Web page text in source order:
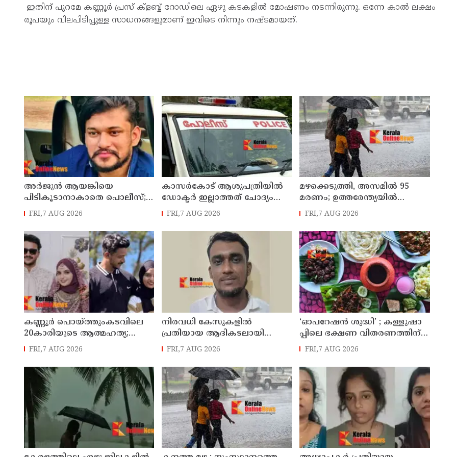
ഇതിന് പുറമേ കണ്ണൂർ പ്രസ് ക്ളബ്ബ് റോഡിലെ ഏഴു കടകളിൽ മോഷണം നടന്നിരുന്നു. ഒന്നേ കാൽ ലക്ഷം
രൂപയും വിലപിടിപ്പുള്ള സാധനങ്ങളുമാണ് ഇവിടെ നിന്നും നഷ്ടമായത്.
അർജുൻ ആയങ്കിയെ
പിടികൂടാനാകാതെ പൊലീസ്;
പ്രത്യേക സംഘമായി
FRI,7 AUG 2026
കാസർകോട് ആശുപത്രിയിൽ
ഡോക്ടർ ഇല്ലാത്തത് ചോദ്യം
ചെയ്തു ; നാട്ടുകാർക്കെതിരെ
FRI,7 AUG 2026
മഴക്കെടുത്തി, അസമിൽ 95
മരണം; ഉത്തരേന്ത്യയില്‍
കനത്ത മഴ മുന്നറിയിപ്പ്
FRI,7 AUG 2026
കണ്ണൂർ പൊയ്ത്തുംകടവിലെ
20കാരിയുടെ ആത്മഹത്യ;
ഭർത്താവിനായി ലുക്കൗട്ട്
സർക്കുലർ
FRI,7 AUG 2026
നിരവധി കേസുകളിൽ
പ്രതിയായ ആദികടലായി
സ്വദേശി ജംഷീറിനെ കാപ്പ
ചുമത്തി ജയിലിലടച്ചു
FRI,7 AUG 2026
‘ഓ​പ​റേ​ഷ​ൻ ശു​ദ്ധി’ ; ക​ള്ളു​ഷാ​
പ്പി​ലെ ഭ​ക്ഷ​ണ വി​ത​ര​ണ​ത്തി​ന്
ലൈ​സ​ൻ​സ് നി​ർ​ബ​ന്ധ​മാ​ക്കി ഉ​
ത്ത​ര​വി​റ​ക്കി എ​ക്​​സൈ​സ്​ വ​കു​
പ്പ്​
FRI,7 AUG 2026